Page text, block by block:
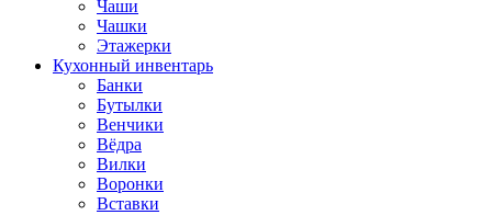
Чаши
Чашки
Этажерки
Кухонный инвентарь
Банки
Бутылки
Венчики
Вёдра
Вилки
Воронки
Вставки